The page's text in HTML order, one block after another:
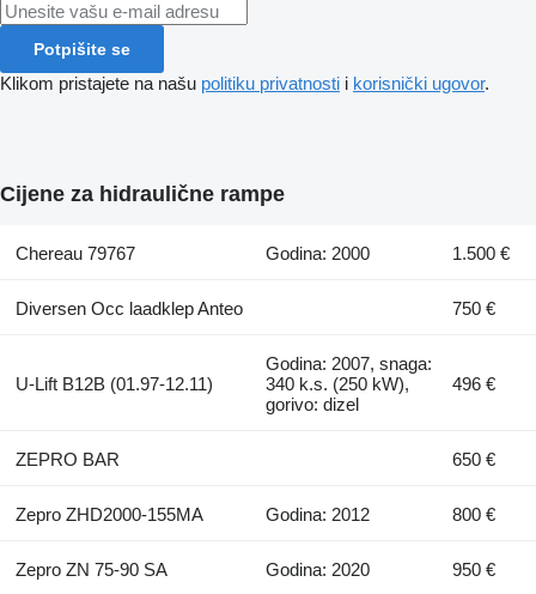
Potpišite se
Klikom pristajete na našu politiku privatnosti i korisnički ugovor.
Cijene za hidraulične rampe
Chereau 79767 Godina: 2000 1.500 €
Diversen Occ laadklep Anteo 750 €
U-Lift B12B (01.97-12.11)
Godina: 2007, snaga:
340 k.s. (250 kW),
gorivo: dizel
496 €
ZEPRO BAR 650 €
Zepro ZHD2000-155MA Godina: 2012 800 €
Zepro ZN 75-90 SA Godina: 2020 950 €